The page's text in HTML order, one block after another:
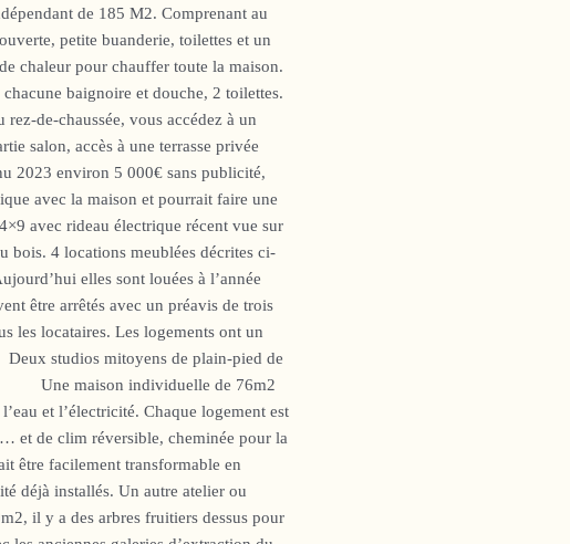
de 185 M2. Comprenant au
petite buanderie, toilettes et un
chaleur pour chauffer toute la maison.
baignoire et douche, 2 toilettes.
de-chaussée, vous accédez à un
salon, accès à une terrasse privée
2023 environ 5 000€ sans publicité,
avec la maison et pourrait faire une
avec rideau électrique récent vue sur
bois. 4 locations meublées décrites ci-
elles sont louées à l’année
être arrêtés avec un préavis de trois
les locataires. Les logements ont un
studios mitoyens de plain-pied de
maison individuelle de 76m2
et l’électricité. Chaque logement est
et de clim réversible, cheminée pour la
être facilement transformable en
déjà installés. Un autre atelier ou
il y a des arbres fruitiers dessus pour